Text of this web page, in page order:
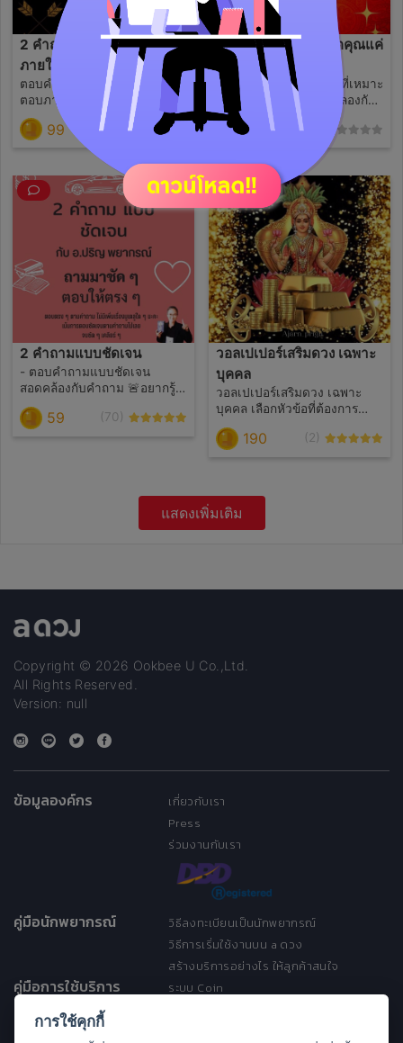
2 คำถามแบบด่วนตอบ
ภายใน 24 ชม.
ตอบคำถาม 2 คำถาม แบบด่วน
ตอบภายใน 24 ชม. ถามให้ชัด
ตอบให้เคลียร์ ตอบชัดเจน
สอดคล้องกับคำถามที่ตั้งมา (ไม่
ตอบภาพกว้าง ภาพรวม ดวง
รายสัปดาห์ รายปักษ์ รายเดือน
รายปี)
99
อาชีพนี้จะส่งเสริมชีวิตคุณแค่
ไหน
คำแนะนำเกี่ยวกับอาชีพที่เหมาะ
สมตามดวงชะตา สอดคลองกับ
ความชอบ ความสามารถ
ศักยภาพ ของเจ้าชะตา ให้
190
2 คำถามแบบชัดเจน
- ตอบคำถามแบบชัดเจน
สอดคล้องกับคำถาม 🚨อยากรู้
ละเอียด คำถามต้องละเอียด -
ไม่ตอบคำถามแตกแยก, ผิดศีล
ดวงประจำวัน, ดวงประจำเดือน,
59 (70)
วอลเปเปอร์เสริมดวง เฉพาะ
บุคคล
วอลเปเปอร์เสริมดวง เฉพาะ
บุคคล เลือกหัวข้อที่ต้องการ
เสริม 1 เรื่อง การงาน, การเงิน,
ความรัก, การเรียน, สุขภาพ,
190 (2)
แสดงเพิ่มเติม
Copyright © 2026 Ookbee U Co.,Ltd.
All Rights Reserved.
Version: null
ข้อมูลองค์กร
เกี่ยวกับเรา
Press
ร่วมงานกับเรา
คู่มือนักพยากรณ์
วิธีลงทะเบียนเป็นนักพยากรณ์
วิธีการเริ่มใช้งานบน a ดวง
สร้างบริการอย่างไร ให้ลูกค้าสนใจ
คู่มือการใช้บริการ
ระบบ Coin
การใช้คุกกี้